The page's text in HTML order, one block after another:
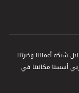
أفريقيا من خلال شبكة أعمالنا وخبرتنا
أسسنا مكانتنا في